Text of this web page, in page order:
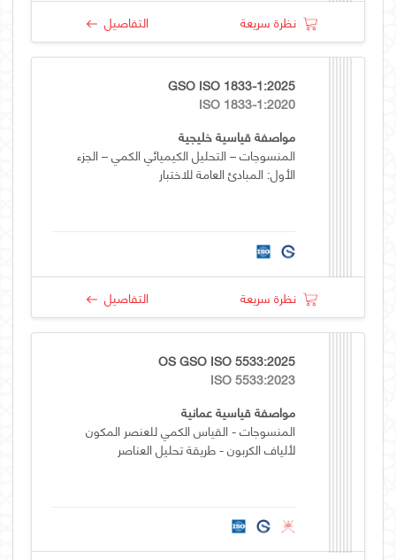
نظرة سريعة التفاصيل
GSO ISO 1833-1:2025
ISO 1833-1:2020
مواصفة قياسية خليجية
المنسوجات – التحليل الكيميائي الكمي – الجزء
الأول: المبادئ العامة للاختبار
نظرة سريعة التفاصيل
OS GSO ISO 5533:2025
ISO 5533:2023
مواصفة قياسية عمانية
المنسوجات - القياس الكمي للعنصر المكون
لألياف الكربون - طريقة تحليل العناصر